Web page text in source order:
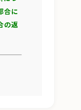
合に
の返